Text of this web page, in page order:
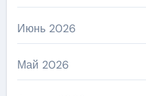
Июнь 2026
Май 2026